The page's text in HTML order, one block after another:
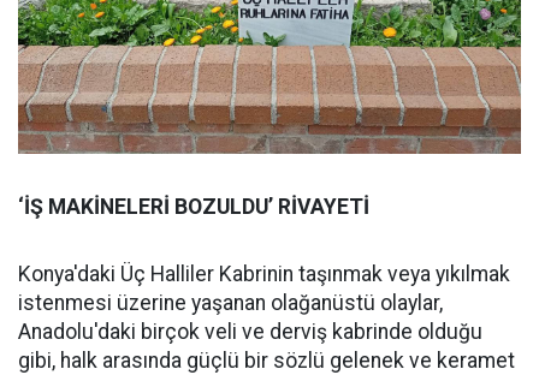
‘İŞ MAKİNELERİ BOZULDU’ RİVAYETİ
Konya'daki Üç Halliler Kabrinin taşınmak veya yıkılmak
istenmesi üzerine yaşanan olağanüstü olaylar,
Anadolu'daki birçok veli ve derviş kabrinde olduğu
gibi, halk arasında güçlü bir sözlü gelenek ve keramet